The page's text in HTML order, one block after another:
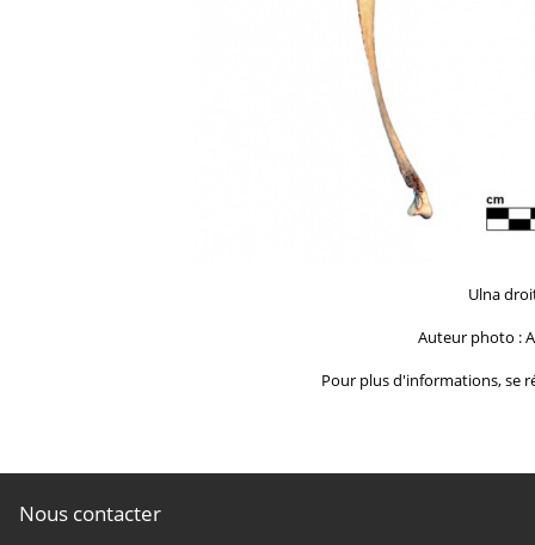
Ulna
Auteur photo :
Pour plus d'informations, se
Nous contacter